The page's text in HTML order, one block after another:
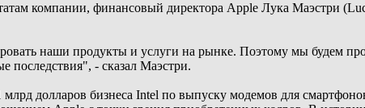
компании, финансовый директора Apple Лука Маэстри
наши продукты и услуги на рынке. Поэтому мы будем
последствия", - сказал Маэстри.
долларов бизнеса Intel по выпуску модемов для